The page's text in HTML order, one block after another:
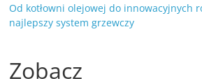
Od kotłowni olejowej do innowacyjnych
najlepszy system grzewczy
Zobacz